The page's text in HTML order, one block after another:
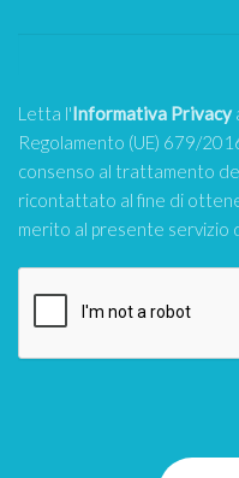
Letta l'Informativa Privacy
Regolamento (UE) 679/
consenso al trattamento
ricontattato al fine di
merito al presente servizio